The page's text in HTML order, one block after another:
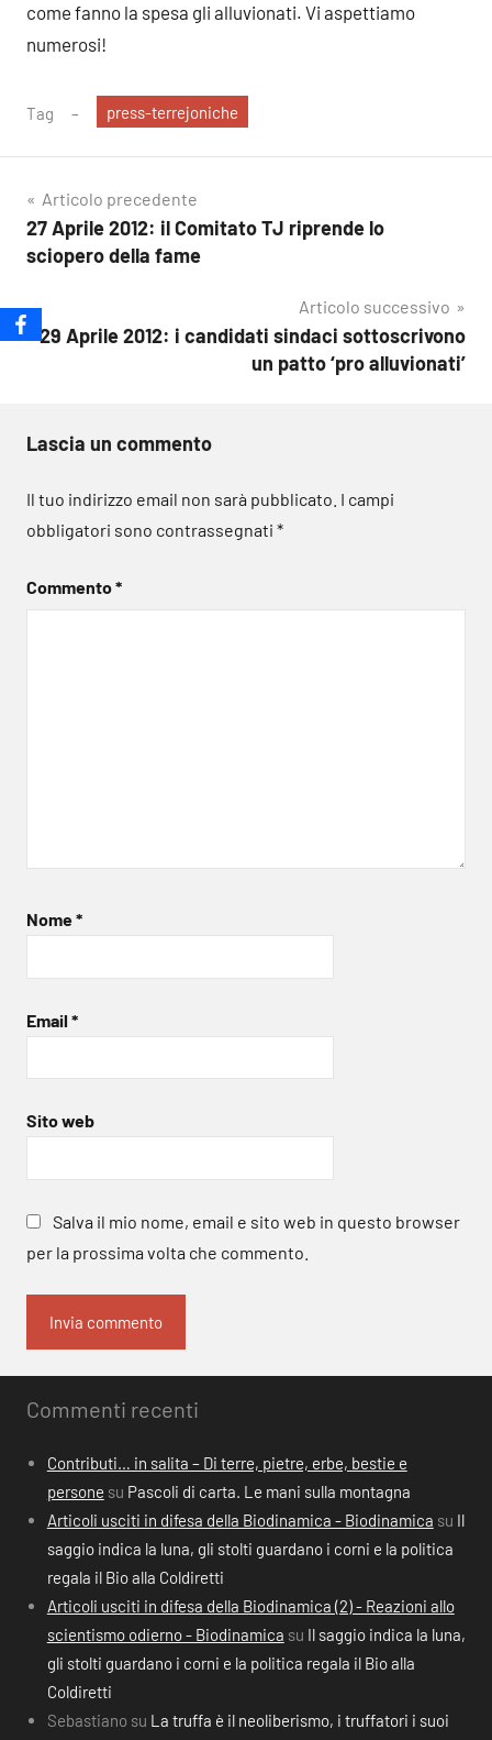
come fanno la spesa gli alluvionati. Vi aspettiamo
numerosi!
Tag press-terrejoniche
Navigazione
articoli
Articolo precedente
27 Aprile 2012: il Comitato TJ riprende lo
sciopero della fame
Articolo successivo
29 Aprile 2012: i candidati sindaci sottoscrivono
un patto ‘pro alluvionati’
Lascia un commento
Il tuo indirizzo email non sarà pubblicato. I campi
obbligatori sono contrassegnati *
Commento*
Nome*
Email *
Sito web
Salva il mio nome, email e sito web in questo browser
per la prossima volta che commento.
Commenti recenti
Contributi… in salita – Di terre, pietre, erbe, bestie e
persone su Pascoli di carta. Le mani sulla montagna
Articoli usciti in difesa della Biodinamica - Biodinamica su Il
saggio indica la luna, gli stolti guardano i corni e la politica
regala il Bio alla Coldiretti
Articoli usciti in difesa della Biodinamica (2) - Reazioni allo
scientismo odierno - Biodinamica su Il saggio indica la luna,
gli stolti guardano i corni e la politica regala il Bio alla
Coldiretti
Sebastiano su La truffa è il neoliberismo, i truffatori i suoi